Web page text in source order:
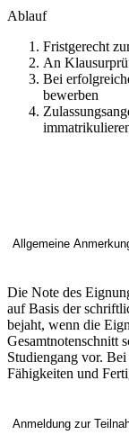
Ablauf
Fristgerecht
An
Bei
bewerben
Allgemeine
Die Note des
auf Basis der
bejaht, wenn die
Gesamtnotenschnitt
Studiengang vor.
Fähigkeiten und
Anmeldung zur